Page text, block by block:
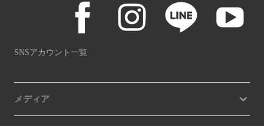
SNSアカウント一覧
メディア